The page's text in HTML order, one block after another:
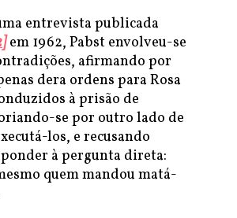
entrevista publicada
em 1962, Pabst envolveu-se
afirmando por
dera ordens para Rosa
à prisão de
se por outro lado de
los, e recusando
à pergunta direta:
quem mandou matá-